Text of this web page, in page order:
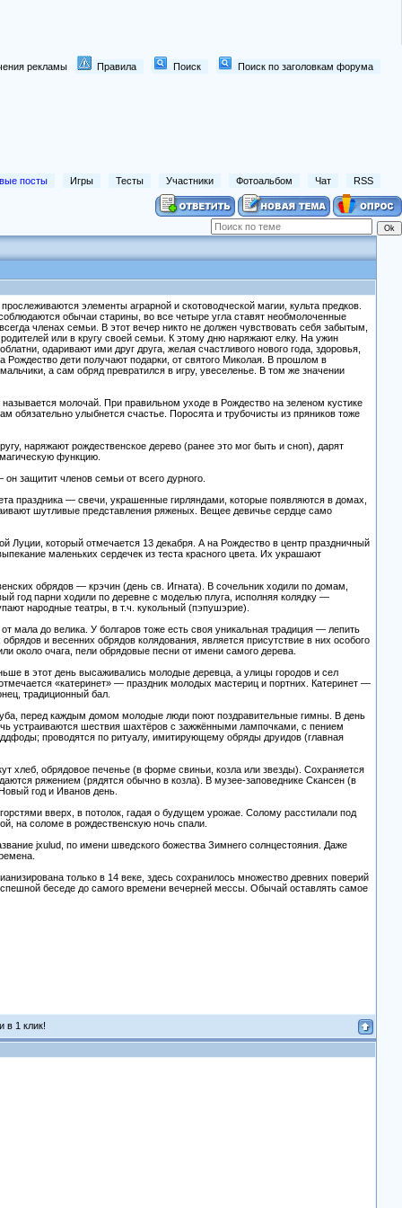
рекламы Правила Поиск Поиск по заголовкам форума
посты Игры Тесты Участники Фотоальбом Чат RSS
элементы аграрной и скотоводческой магии, культа предков.
обычаи старины, во все четыре угла ставят необмолоченные
членах семьи. В этот вечер никто не должен чувствовать себя забытым,
или в кругу своей семьи. К этому дню наряжают елку. На ужин
одаривают ими друг друга, желая счастливого нового года, здоровья,
дети получают подарки, от святого Миколая. В прошлом в
а сам обряд превратился в игру, увеселенье. В том же значении
молочай. При правильном уходе в Рождество на зеленом кустике
обязательно улыбнется счастье. Поросята и трубочисты из пряников тоже
наряжают рождественское дерево (ранее это мог быть и сноп), дарят
функцию.
защитит членов семьи от всего дурного.
праздника — свечи, украшенные гирляндами, которые появляются в домах,
шутливые представления ряженых. Вещее девичье сердце само
Луции, который отмечается 13 декабря. А на Рождество в центр праздничный
маленьких сердечек из теста красного цвета. Их украшают
обрядов — крэчин (день св. Игната). В сочельник ходили по домам,
год парни ходили по деревне с моделью плуга, исполняя колядку —
народные театры, в т.ч. кукольный (пэпушэрие).
мала до велика. У болгаров тоже есть своя уникальная традиция — лепить
и весенних обрядов колядования, является присутствие в них особого
около очага, пели обрядовые песни от имени самого дерева.
в этот день высаживались молодые деревца, а улицы городов и сел
«катеринет» — праздник молодых мастериц и портних. Катеринет —
традиционный бал.
перед каждым домом молодые люди поют поздравительные гимны. В день
устраиваются шествия шахтёров с зажжёнными лампочками, с пением
проводятся по ритуалу, имитирующему обряды друидов (главная
хлеб, обрядовое печенье (в форме свиньи, козла или звезды). Сохраняется
ряжением (рядятся обычно в козла). В музее-заповеднике Скансен (в
год и Иванов день.
вверх, в потолок, гадая о будущем урожае. Солому расстилали под
на соломе в рождественскую ночь спали.
jxulud, по имени шведского божества Зимнего солнцестояния. Даже
только в 14 веке, здесь сохранилось множество древних поверий
беседе до самого времени вечерней мессы. Обычай оставлять самое
в 1 клик!